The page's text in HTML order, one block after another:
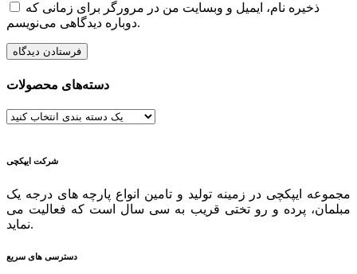
ذخیره نام، ایمیل و وبسایت من در مرورگر برای زمانی که
دوباره دیدگاهی می‌نویسم.
دسته‌های محصولات
شرکت ایپکچی
مجموعه ایپکچی در زمینه تولید و تامین انواع پارچه های درجه یک
مبلمان، پرده و رو تختی قریب به سی سال است که فعالیت می
نماید.
دسترسی های سریع